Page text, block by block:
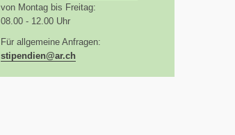
von Montag bis Freitag:
08.00 - 12.00 Uhr
Für allgemeine Anfragen:
stipendien@ar.ch